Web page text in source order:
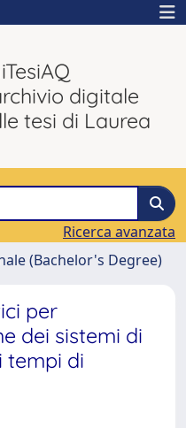
digitale
tesi di Laurea
Ricerca avanzata
(Bachelor's Degree)
per
dei sistemi di
tempi di